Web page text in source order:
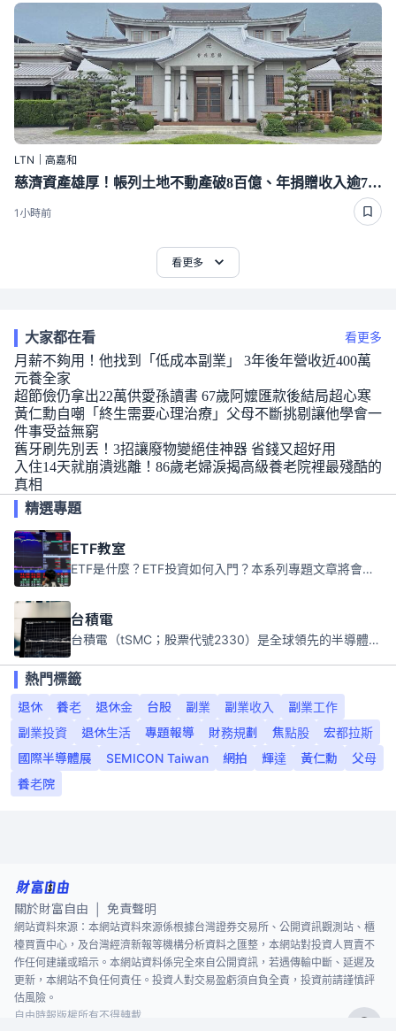
LTN｜高嘉和
慈濟資產雄厚！帳列土地不動產破8百億、年捐贈收入逾70億
1小時前
看更多
大家都在看 看更多
月薪不夠用！他找到「低成本副業」 3年後年營收近400萬
元養全家
超節儉仍拿出22萬供愛孫讀書 67歲阿嬤匯款後結局超心寒
黃仁勳自嘲「終生需要心理治療」父母不斷挑剔讓他學會一
件事受益無窮
舊牙刷先別丟！3招讓廢物變絕佳神器 省錢又超好用
入住14天就崩潰逃離！86歲老婦淚揭高級養老院裡最殘酷的
真相
精選專題
ETF教室
ETF是什麼？ETF投資如何入門？本系列專題文章將會告訴你新手必須知道的ETF基礎知識。
台積電
台積電（tSMC；股票代號2330）是全球領先的半導體代工公司，成立於1987年，總部位於台灣新竹。且已於美國、日本、德國及中國設廠，台積電是全球首家專業積體電路製造服務公司，也是全球最先進和最大規模的半導體代工廠。
熱門標籤
退休
養老 退休金 台股 副業 副業收入
副業工作
副業投資
退休生活 專題報導 財務規劃 焦點股
宏都拉斯
國際半導體展
SEMICON Taiwan 網拍 輝達 黃仁勳
父母
養老院
關於財富自由 免責聲明
網站資料來源：本網站資料來源係根據台灣證券交易所、公開資訊觀測站、櫃
檯買賣中心，及台灣經濟新報等機構分析資料之匯整，本網站對投資人買賣不
作任何建議或暗示。本網站資料係完全來自公開資訊，若遇傳輸中斷、延遲及
更新，本網站不負任何責任。投資人對交易盈虧須自負全責，投資前請謹慎評
估風險。
自由時報版權所有不得轉載